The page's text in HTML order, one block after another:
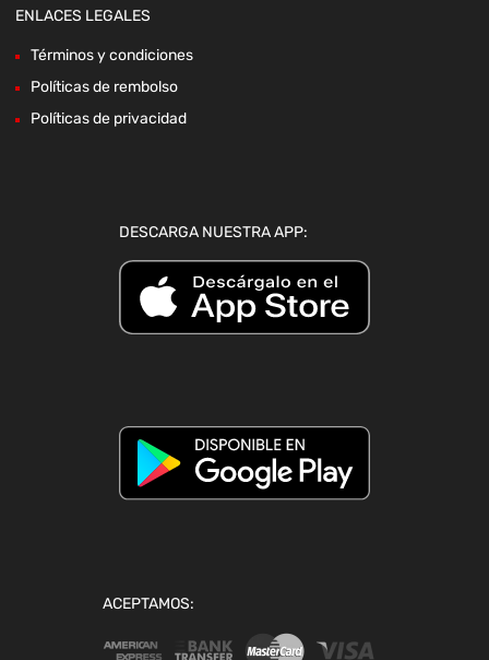
ENLACES LEGALES
Términos y condiciones
Políticas de rembolso
Políticas de privacidad
DESCARGA NUESTRA APP:
ACEPTAMOS: